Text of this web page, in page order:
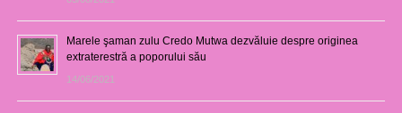
Marele şaman zulu Credo Mutwa dezvăluie despre originea
extraterestră a poporului său
14/06/2021